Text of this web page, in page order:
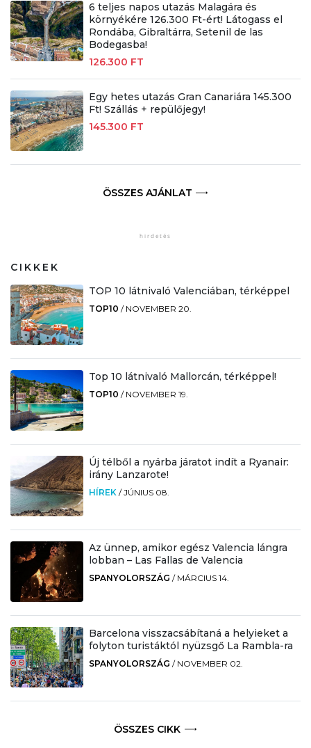
6 teljes napos utazás Malagára és
környékére 126.300 Ft-ért! Látogass el
Rondába, Gibraltárra, Setenil de las
Bodegasba!
126.300 FT
Egy hetes utazás Gran Canariára 145.300
Ft! Szállás + repülőjegy!
145.300 FT
ÖSSZES AJÁNLAT
CIKKEK
TOP 10 látnivaló Valenciában, térképpel
TOP10 / NOVEMBER 20.
Top 10 látnivaló Mallorcán, térképpel!
TOP10 / NOVEMBER 19.
Új télből a nyárba járatot indít a Ryanair:
irány Lanzarote!
HÍREK /JÚNIUS 08.
Az ünnep, amikor egész Valencia lángra
lobban – Las Fallas de Valencia
SPANYOLORSZÁG / MÁRCIUS 14.
Barcelona visszacsábítaná a helyieket a
folyton turistáktól nyüzsgő La Rambla-ra
SPANYOLORSZÁG / NOVEMBER 02.
ÖSSZES CIKK